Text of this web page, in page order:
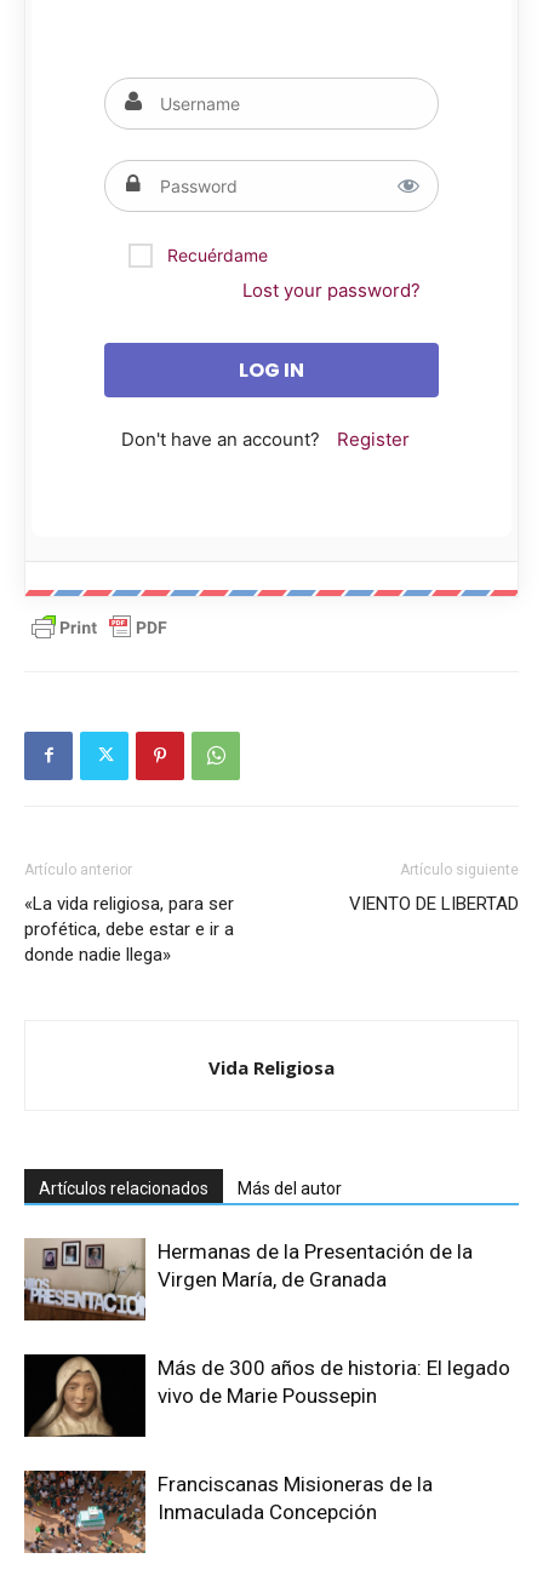
Recuérdame
Lost your password?
Don't have an account? Register
Artículo anterior
«La vida religiosa, para ser
profética, debe estar e ir a
donde nadie llega»
Artículo siguiente
VIENTO DE LIBERTAD
Vida Religiosa
Artículos relacionados Más del autor
Hermanas de la Presentación de la
Virgen María, de Granada
Más de 300 años de historia: El legado
vivo de Marie Poussepin
Franciscanas Misioneras de la
Inmaculada Concepción